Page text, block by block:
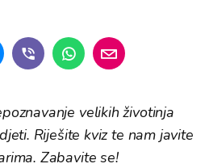
velikih životinja
Riješite kviz te nam javite
Zabavite se!